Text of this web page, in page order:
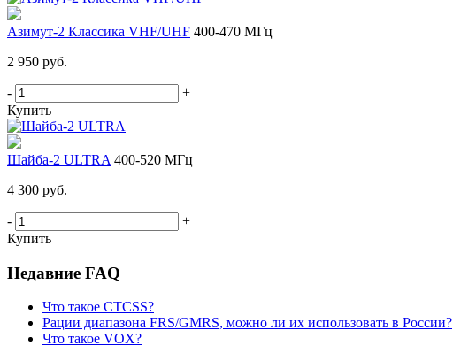
Азимут-2 Классика VHF/UHF 400-470 МГц
2 950 руб.
-
+
Купить
Шайба-2 ULTRA 400-520 МГц
4 300 руб.
-
+
Купить
Недавние FAQ
Что такое CTCSS?
Рации диапазона FRS/GMRS, можно ли их использовать в России?
Что такое VOX?